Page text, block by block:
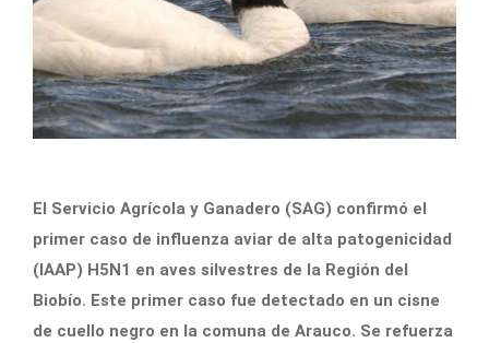
El Servicio Agrícola y Ganadero (SAG) confirmó el
primer caso de influenza aviar de alta patogenicidad
(IAAP) H5N1 en aves silvestres de la Región del
Biobío. Este primer caso fue detectado en un cisne
de cuello negro en la comuna de Arauco. Se refuerza